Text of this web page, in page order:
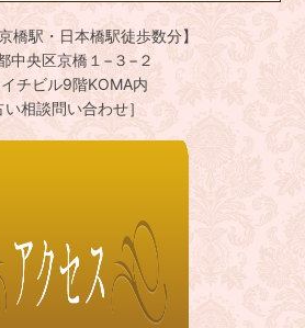
橋駅・日本橋駅徒歩数分】
中央区京橋１−３−２
チビル9階KOMA内
い相談問い合わせ］